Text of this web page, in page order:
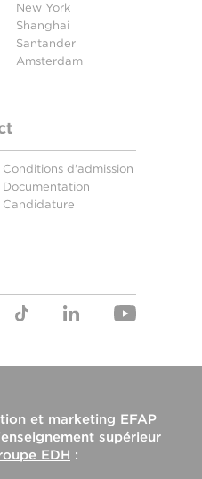
New York
Shanghai
Santander
Amsterdam
Conditions d'admission
Documentation
Candidature
et marketing EFAP
supérieur
EDH :